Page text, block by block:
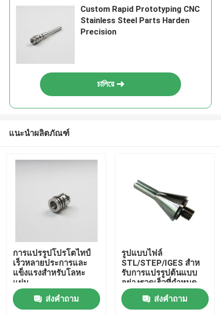
บ้าน
Custom Rapid Prototyping CNC
Stainless Steel Parts Harden
Precision
চালিয়ে
แนะนำผลิตภัณฑ์
การแปรรูปโปรโตไทป์
เร็วหลายประการและ
แข็งแรงสําหรับโลหะ
แผ่น
ส่งคำถาม
รูปแบบไฟล์
STL/STEP/IGES สําห
รับการแปรรูปต้นแบบ
อย่างรวดเร็วที่กําหนด
เอง
ส่งคำถาม